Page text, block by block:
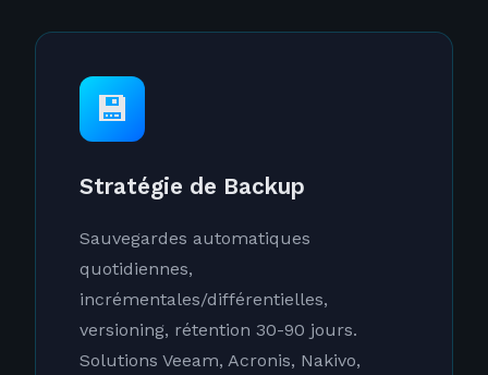
💾
Stratégie de Backup
Sauvegardes automatiques
quotidiennes,
incrémentales/différentielles,
versioning, rétention 30-90 jours.
Solutions Veeam, Acronis, Nakivo,